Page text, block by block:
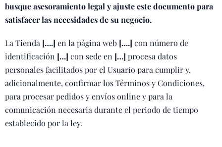
busque asesoramiento legal y ajuste este documento para
satisfacer las necesidades de su negocio.
La Tienda [….] en la página web [….] con número de
identificación […] con sede en […] procesa datos
personales facilitados por el Usuario para cumplir y,
adicionalmente, confirmar los Términos y Condiciones,
para procesar pedidos y envíos online y para la
comunicación necesaria durante el periodo de tiempo
establecido por la ley.